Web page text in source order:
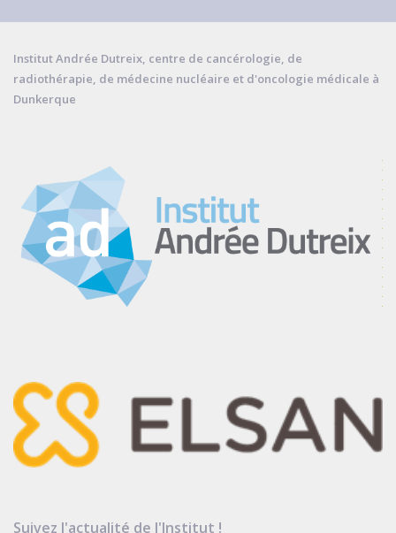
Institut Andrée Dutreix, centre de cancérologie, de
radiothérapie, de médecine nucléaire et d'oncologie médicale à
Dunkerque
Suivez l'actualité de l'Institut !